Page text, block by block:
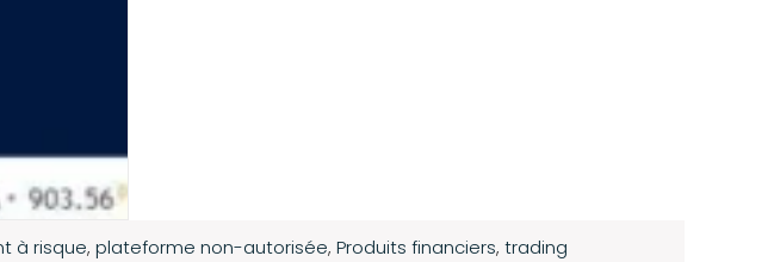
à risque, plateforme non-autorisée, Produits financiers, trading